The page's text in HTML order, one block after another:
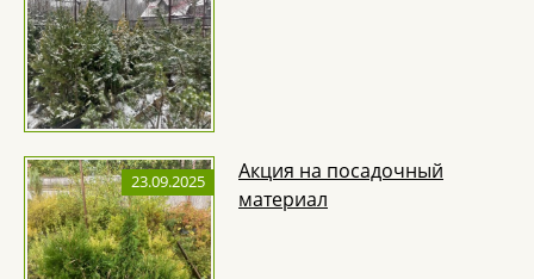
23.09.2025
Акция на посадочный
материал